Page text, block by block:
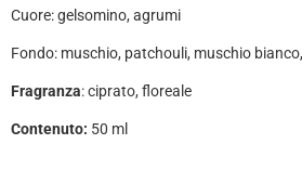
Cuore: gelsomino, agrumi
Fondo: muschio, patchouli, muschio
Fragranza: ciprato, floreale
Contenuto: 50 ml